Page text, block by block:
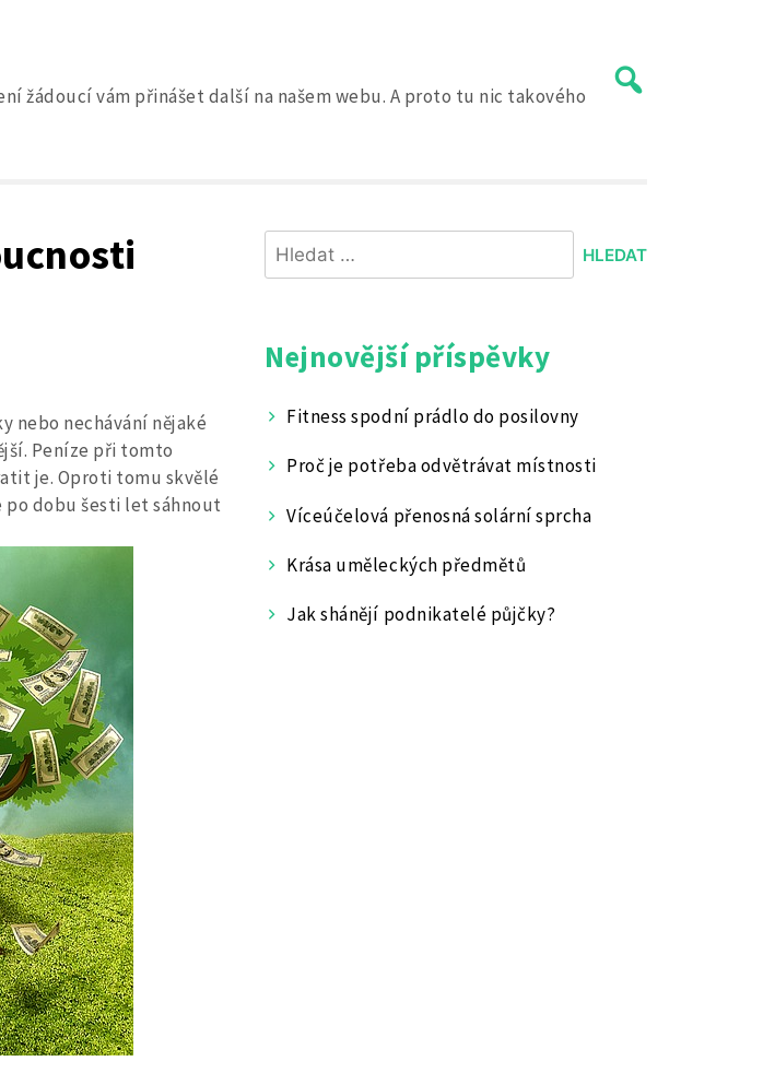
žádoucí vám přinášet další na našem webu. A proto tu nic takového
nebo nechávání nějaké
Peníze při tomto
je. Oproti tomu skvělé
po dobu šesti let sáhnout
Vyhledávání
Nejnovější příspěvky
Fitness spodní prádlo do posilovny
Proč je potřeba odvětrávat místnosti
Víceúčelová přenosná solární sprcha
Krása uměleckých předmětů
Jak shánějí podnikatelé půjčky?